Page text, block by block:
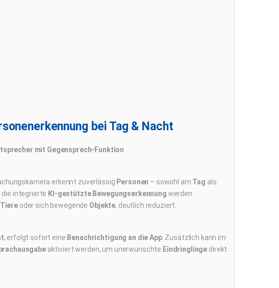
bei Tag & Nacht
mit Gegensprech-Funktion
erkennt zuverlässig Personen – sowohl am Tag als
die integrierte KI-gestützte Bewegungserkennung werden
Tiere oder sich bewegende Objekte, deutlich reduziert.
, erfolgt sofort eine Benachrichtigung an die App. Zusätzlich kann im
aktiviert werden, um unerwünschte Eindringlinge direkt